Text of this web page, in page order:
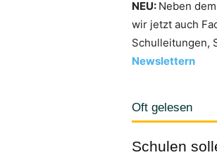
NEU: Neben
wir jetzt auch
Schulleitungen,
Newslettern
Oft gelesen
Schulen